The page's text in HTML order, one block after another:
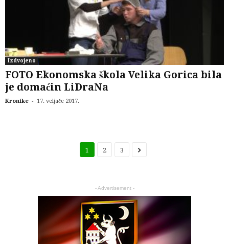
Izdvojeno
FOTO Ekonomska škola Velika Gorica bila
je domaćin LiDraNa
Kronike - 17. veljače 2017.
1 2 3
- Advertisement -